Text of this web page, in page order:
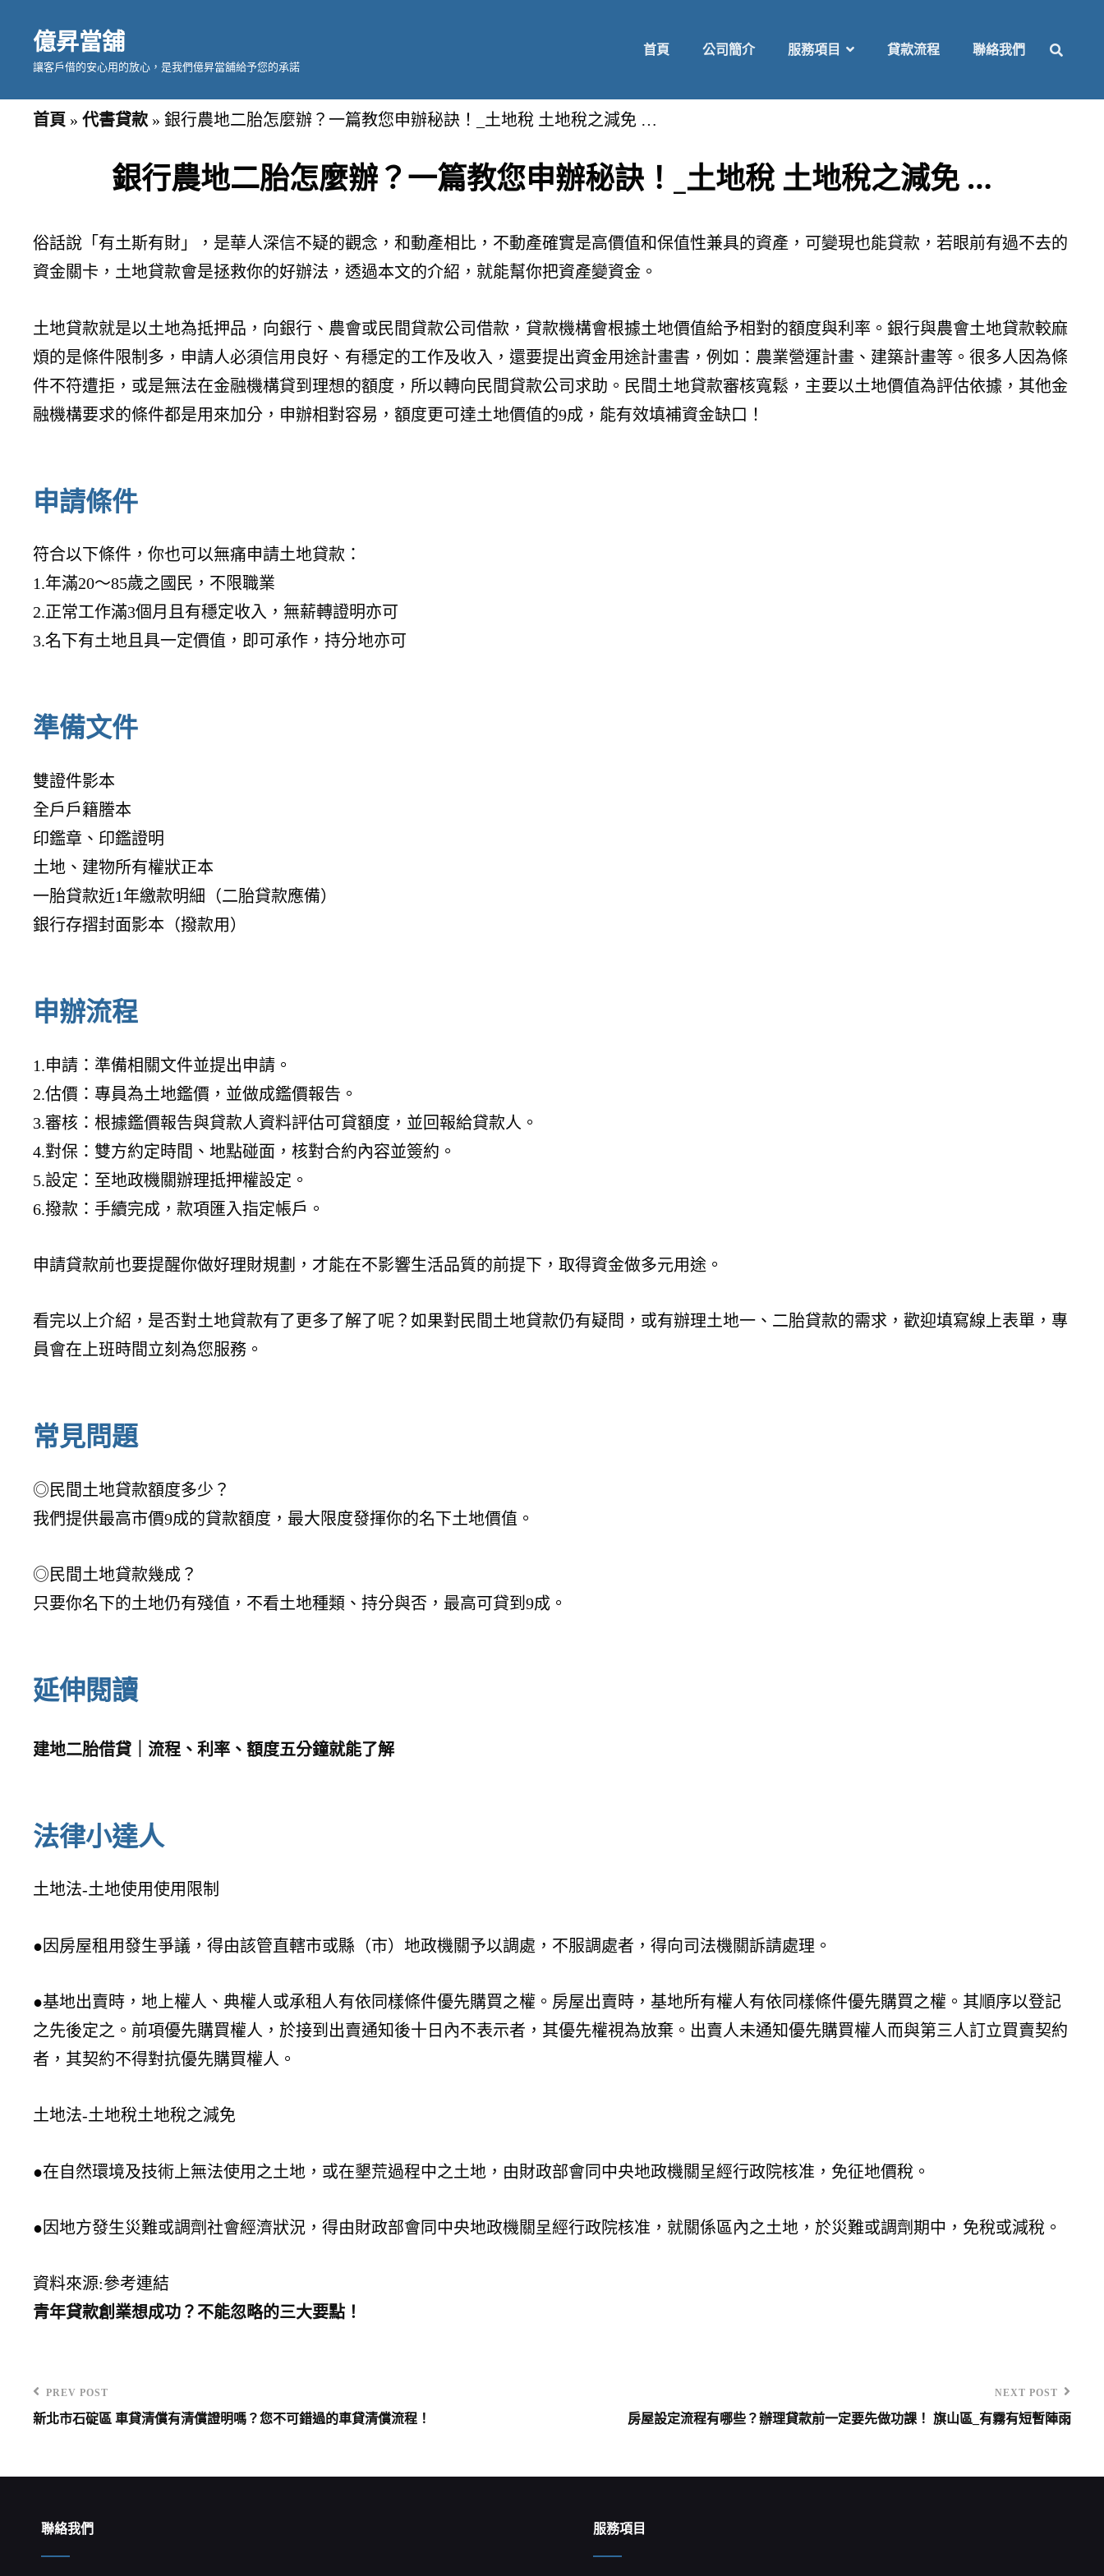
億昇當舖
讓客戶借的安心用的放心，是我們億昇當舖給予您的承諾
首頁 公司簡介 服務項目 貸款流程 聯絡我們
首頁 » 代書貸款 » 銀行農地二胎怎麼辦？一篇教您申辦秘訣！_土地稅 土地稅之減免 …
銀行農地二胎怎麼辦？一篇教您申辦秘訣！_土地稅 土地稅之減免 …
俗話說「有土斯有財」，是華人深信不疑的觀念，和動產相比，不動產確實是高價值和保值性兼具的資產，可變現也能貸款，若眼前有過不去的
資金關卡，土地貸款會是拯救你的好辦法，透過本文的介紹，就能幫你把資產變資金。
土地貸款就是以土地為抵押品，向銀行、農會或民間貸款公司借款，貸款機構會根據土地價值給予相對的額度與利率。銀行與農會土地貸款較麻
煩的是條件限制多，申請人必須信用良好、有穩定的工作及收入，還要提出資金用途計畫書，例如：農業營運計畫、建築計畫等。很多人因為條
件不符遭拒，或是無法在金融機構貸到理想的額度，所以轉向民間貸款公司求助。民間土地貸款審核寬鬆，主要以土地價值為評估依據，其他金
融機構要求的條件都是用來加分，申辦相對容易，額度更可達土地價值的9成，能有效填補資金缺口！
申請條件
符合以下條件，你也可以無痛申請土地貸款：
1.年滿20～85歲之國民，不限職業
2.正常工作滿3個月且有穩定收入，無薪轉證明亦可
3.名下有土地且具一定價值，即可承作，持分地亦可
準備文件
雙證件影本
全戶戶籍謄本
印鑑章、印鑑證明
土地、建物所有權狀正本
一胎貸款近1年繳款明細（二胎貸款應備）
銀行存摺封面影本（撥款用）
申辦流程
1.申請：準備相關文件並提出申請。
2.估價：專員為土地鑑價，並做成鑑價報告。
3.審核：根據鑑價報告與貸款人資料評估可貸額度，並回報給貸款人。
4.對保：雙方約定時間、地點碰面，核對合約內容並簽約。
5.設定：至地政機關辦理抵押權設定。
6.撥款：手續完成，款項匯入指定帳戶。
申請貸款前也要提醒你做好理財規劃，才能在不影響生活品質的前提下，取得資金做多元用途。
看完以上介紹，是否對土地貸款有了更多了解了呢？如果對民間土地貸款仍有疑問，或有辦理土地一、二胎貸款的需求，歡迎填寫線上表單，專
員會在上班時間立刻為您服務。
常見問題
◎民間土地貸款額度多少？
我們提供最高市價9成的貸款額度，最大限度發揮你的名下土地價值。
◎民間土地貸款幾成？
只要你名下的土地仍有殘值，不看土地種類、持分與否，最高可貸到9成。
延伸閱讀
建地二胎借貸｜流程、利率、額度五分鐘就能了解
法律小達人
土地法-土地使用使用限制
●因房屋租用發生爭議，得由該管直轄市或縣（市）地政機關予以調處，不服調處者，得向司法機關訴請處理。
●基地出賣時，地上權人、典權人或承租人有依同樣條件優先購買之權。房屋出賣時，基地所有權人有依同樣條件優先購買之權。其順序以登記
之先後定之。前項優先購買權人，於接到出賣通知後十日內不表示者，其優先權視為放棄。出賣人未通知優先購買權人而與第三人訂立買賣契約
者，其契約不得對抗優先購買權人。
土地法-土地稅土地稅之減免
●在自然環境及技術上無法使用之土地，或在墾荒過程中之土地，由財政部會同中央地政機關呈經行政院核准，免征地價稅。
●因地方發生災難或調劑社會經濟狀況，得由財政部會同中央地政機關呈經行政院核准，就關係區內之土地，於災難或調劑期中，免稅或減稅。
資料來源:參考連結
青年貸款創業想成功？不能忽略的三大要點！
章
覽
Previous
Post
PREV POST
新北市石碇區 車貸清償有清償證明嗎？您不可錯過的車貸清償流程！
NEXT POST
房屋設定流程有哪些？辦理貸款前一定要先做功課！ 旗山區_有霧有短暫陣雨
聯絡我們 服務項目